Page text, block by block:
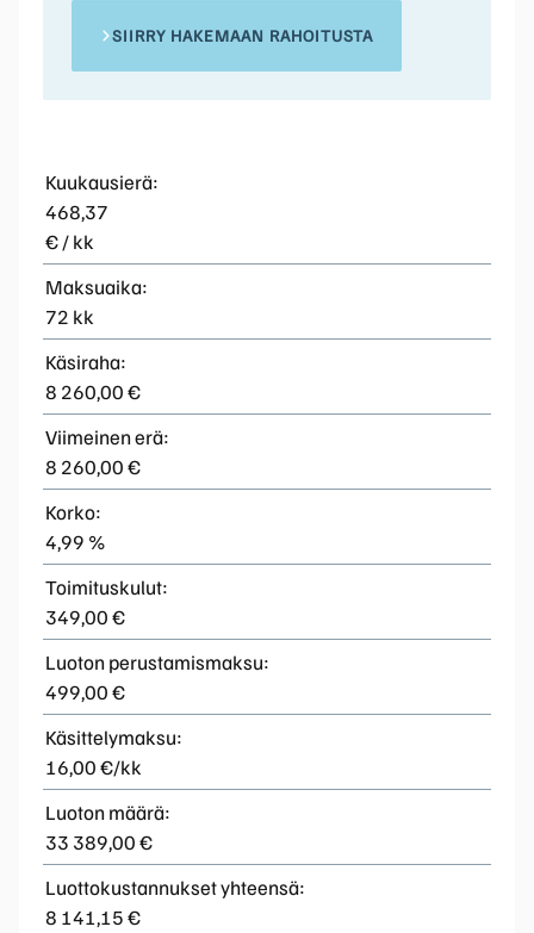
Kuukausierä:
468,37
€ / kk
Maksuaika:
72 kk
Käsiraha:
8 260,00 €
Viimeinen erä:
8 260,00 €
Korko:
4,99 %
Toimituskulut:
349,00 €
Luoton perustamismaksu:
499,00 €
Käsittelymaksu:
16,00 €/kk
Luoton määrä:
33 389,00 €
Luottokustannukset yhteensä:
8 141,15 €
SIIRRY HAKEMAAN RAHOITUSTA